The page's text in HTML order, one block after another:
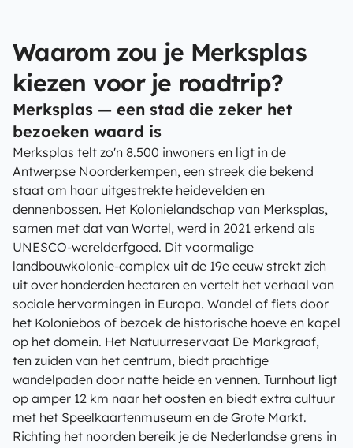
Waarom zou je Merksplas
kiezen voor je roadtrip?
Merksplas — een stad die zeker het
bezoeken waard is
Merksplas telt zo'n 8.500 inwoners en ligt in de
Antwerpse Noorderkempen, een streek die bekend
staat om haar uitgestrekte heidevelden en
dennenbossen. Het Kolonielandschap van Merksplas,
samen met dat van Wortel, werd in 2021 erkend als
UNESCO-werelderfgoed. Dit voormalige
landbouwkolonie-complex uit de 19e eeuw strekt zich
uit over honderden hectaren en vertelt het verhaal van
sociale hervormingen in Europa. Wandel of fiets door
het Koloniebos of bezoek de historische hoeve en kapel
op het domein. Het Natuurreservaat De Markgraaf,
ten zuiden van het centrum, biedt prachtige
wandelpaden door natte heide en vennen. Turnhout ligt
op amper 12 km naar het oosten en biedt extra cultuur
met het Speelkaartenmuseum en de Grote Markt.
Richting het noorden bereik je de Nederlandse grens in